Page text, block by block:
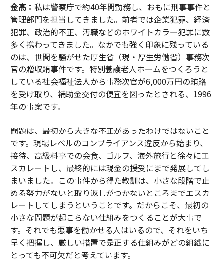
金髙： 私は警察庁で約40年間勤務し、おもに刑事事件と
管理部門を担当してきました。前者では企業犯罪、経済
犯罪、政治的不正、汚職などのホワイトカラー犯罪に数
多く携わってきました。なかでも強く印象に残っている
のは、世間を騒がせた厚生省（現・厚生労働省）事務次
官の贈収賄事件です。特別養護老人ホームをつくろうと
している社会福祉法人から事務次官が6,000万円の賄賂
を受け取り、補助金交付の便宜を図ったとされる、1996
年の事案です。
問題は、最初から大きな不正があったわけではないこと
です。現場レベルのコンプライアンス違反から始まり、
接待、高級料亭での会食、ゴルフ、海外旅行と徐々にエ
スカレートし、最終的には現金の授受にまで発展してし
まいました。この事件から得た教訓は、小さな段階で止
める努力がないと取り返しがつかないところまでエスカ
レートしてしまうということです。だからこそ、最初の
小さな問題が起こらない仕組みをつくることが大事で
す。それでも悪事を働かせる人はいるので、それをいち
早く把握し、厳しい措置で是正する仕組みがどの組織に
とっても不可欠だと考えています。